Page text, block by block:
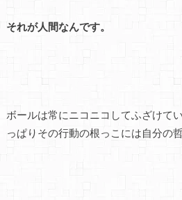
それが人間なんです。
ボールは常にニコニコしてふざけて
っぱりその行動の根っこには自分の